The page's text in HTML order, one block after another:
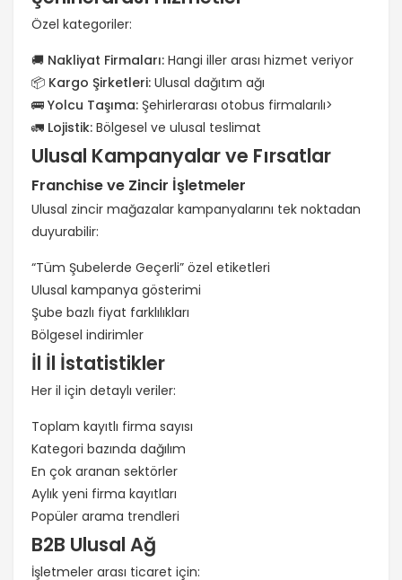
Özel kategoriler:
🚚 Nakliyat Firmaları: Hangi iller arası hizmet veriyor
📦 Kargo Şirketleri: Ulusal dağıtım ağı
🚌 Yolcu Taşıma: Şehirlerarası otobus firmalarılı>
🚛 Lojistik: Bölgesel ve ulusal teslimat
Ulusal Kampanyalar ve Fırsatlar
Franchise ve Zincir İşletmeler
Ulusal zincir mağazalar kampanyalarını tek noktadan
duyurabilir:
“Tüm Şubelerde Geçerli” özel etiketleri
Ulusal kampanya gösterimi
Şube bazlı fiyat farklılıkları
Bölgesel indirimler
İl İl İstatistikler
Her il için detaylı veriler:
Toplam kayıtlı firma sayısı
Kategori bazında dağılım
En çok aranan sektörler
Aylık yeni firma kayıtları
Popüler arama trendleri
B2B Ulusal Ağ
İşletmeler arası ticaret için: